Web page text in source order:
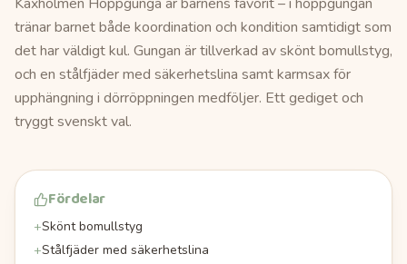
tränar barnet både koordination och kondition samtidigt som
det har väldigt kul. Gungan är tillverkad av skönt bomullstyg,
och en stålfjäder med säkerhetslina samt karmsax för
upphängning i dörröppningen medföljer. Ett gediget och
tryggt svenskt val.
Fördelar
+Skönt bomullstyg
+Stålfjäder med säkerhetslina